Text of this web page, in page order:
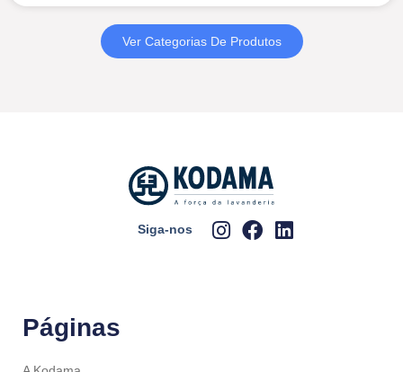
Ver Categorias De Produtos
Siga-nos
Páginas